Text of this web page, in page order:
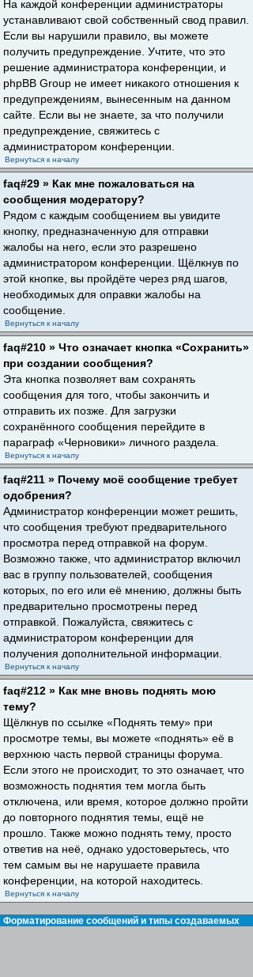
На каждой конференции администраторы
устанавливают свой собственный свод правил.
Если вы нарушили правило, вы можете
получить предупреждение. Учтите, что это
решение администратора конференции, и
phpBB Group не имеет никакого отношения к
предупреждениям, вынесенным на данном
сайте. Если вы не знаете, за что получили
предупреждение, свяжитесь с
администратором конференции.
Вернуться к началу
faq#29 » Как мне пожаловаться на
сообщения модератору?
Рядом с каждым сообщением вы увидите
кнопку, предназначенную для отправки
жалобы на него, если это разрешено
администратором конференции. Щёлкнув по
этой кнопке, вы пройдёте через ряд шагов,
необходимых для оправки жалобы на
сообщение.
Вернуться к началу
faq#210 » Что означает кнопка «Сохранить»
при создании сообщения?
Эта кнопка позволяет вам сохранять
сообщения для того, чтобы закончить и
отправить их позже. Для загрузки
сохранённого сообщения перейдите в
параграф «Черновики» личного раздела.
Вернуться к началу
faq#211 » Почему моё сообщение требует
одобрения?
Администратор конференции может решить,
что сообщения требуют предварительного
просмотра перед отправкой на форум.
Возможно также, что администратор включил
вас в группу пользователей, сообщения
которых, по его или её мнению, должны быть
предварительно просмотрены перед
отправкой. Пожалуйста, свяжитесь с
администратором конференции для
получения дополнительной информации.
Вернуться к началу
faq#212 » Как мне вновь поднять мою
тему?
Щёлкнув по ссылке «Поднять тему» при
просмотре темы, вы можете «поднять» её в
верхнюю часть первой страницы форума.
Если этого не происходит, то это означает, что
возможность поднятия тем могла быть
отключена, или время, которое должно пройти
до повторного поднятия темы, ещё не
прошло. Также можно поднять тему, просто
ответив на неё, однако удостоверьтесь, что
тем самым вы не нарушаете правила
конференции, на которой находитесь.
Вернуться к началу
Форматирование сообщений и типы создаваемых